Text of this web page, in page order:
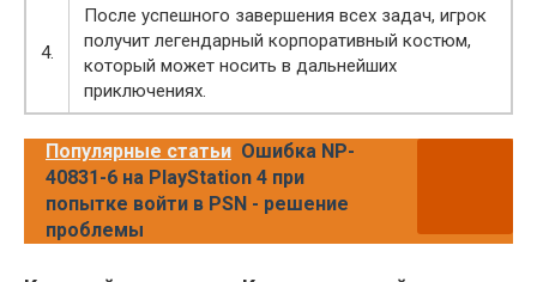
4.
После успешного завершения всех задач, игрок
получит легендарный корпоративный костюм,
который может носить в дальнейших
приключениях.
Популярные статьи Ошибка NP-
40831-6 на PlayStation 4 при
попытке войти в PSN - решение
проблемы